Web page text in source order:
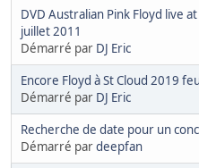
DVD Australian Pink Floyd live
juillet 2011
Démarré par DJ Eric
Encore Floyd à St Cloud 2019
Démarré par DJ Eric
Recherche de date pour un
Démarré pardeepfan